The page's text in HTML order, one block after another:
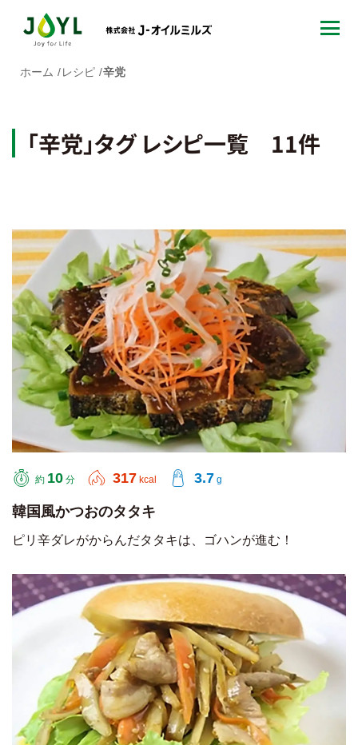
ホーム レシピ 辛党
「辛党」タグ レシピ一覧 11件
約 10 分 317 kcal 3.7 g
韓国風かつおのタタキ
ピリ辛ダレがからんだタタキは、ゴハンが進む！